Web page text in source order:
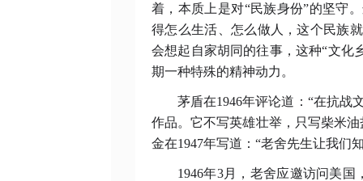
着，本质上是对“民族身份”的坚守
得怎么生活、怎么做人，这个民族
会想起自家胡同的往事，这种“文化
期一种特殊的精神动力。
茅盾在1946年评论道：“在抗战
作品。它不写英雄壮举，只写柴米
金在1947年写道：“老舍先生让我们
1946年3月，老舍应邀访问美